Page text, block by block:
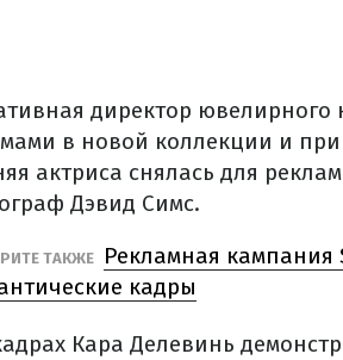
директор
в новой коллекции и
актриса снялась для
Дэвид Симс.
ТАКЖЕ
Рекламная кампания
кадры
Кара Делевинь